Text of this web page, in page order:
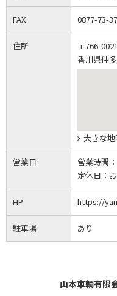
FAX 0877-73-
住所
〒766-0021
香川県仲
大きな
営業日 営業時間：
定休日：
HP https://
駐車場 あり
山本車輌有限